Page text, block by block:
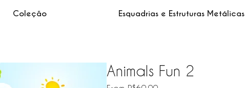
Coleção Esquadrias e Estruturas Metálicas
Animals Fun 2